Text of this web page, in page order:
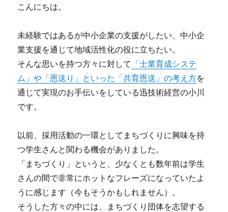
こんにちは。
未経験ではあるが中小企業の支援がしたい、中小企
業支援を通じて地域活性化の役に立ちたい。
そんな思いを持つ方々に対して 「士業育成システ
ム」や「恩送り」といった「共育恩送」の考え方を
通じて実現のお手伝いをしている迅技術経営の小川
です。
以前、採用活動の一環としてまちづくりに興味を持
つ学生さんと関わる機会がありました。
「まちづくり」というと、少なくとも数年前は学生
さんの間で非常にホットなフレーズになっていたよ
うに感じます（今もそうかもしれません）。
そうした方々の中には、まちづくり団体を志望する